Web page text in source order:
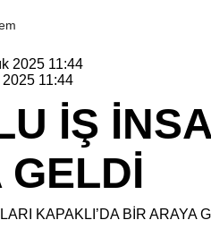
2025 11:44
2025 11:44
İŞ
GELDİ